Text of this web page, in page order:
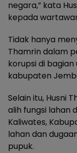
negara,” kata
kepada
Tidak hanya
Thamrin dalam
korupsi di
kabupaten
Selain itu, Husni
alih fungsi lahan
Kaliwates,
lahan dan
pupuk.